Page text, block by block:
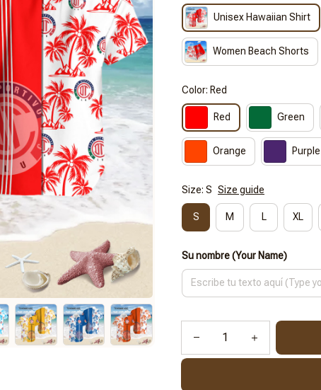
Unisex Hawaiian Shirt
Women Beach Shorts
Color: Red
Red Green
Orange Purple
Size: S Size guide
S M L XL
Su nombre (Your Name)